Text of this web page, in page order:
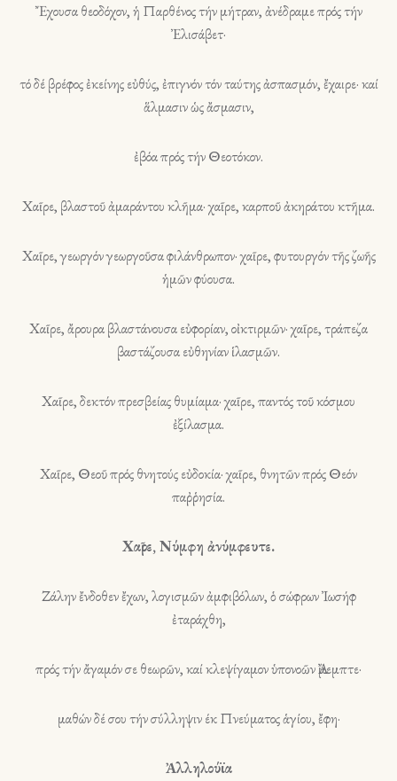
Ἔχουσα θεοδόχον, ἡ Παρθένος τήν μήτραν, ἀνέδραμε πρός τήν
Ἐλισάβετ·
τό δέ βρέφος ἐκείνης εὐθύς, ἐπιγνόν τόν ταύτης ἀσπασμόν, ἔχαιρε· καί
ἅλμασιν ὡς ἄσμασιν,
ἐβόα πρός τήν Θεοτόκον.
Χαῖρε, βλαστοῦ ἀμαράντου κλῆμα· χαῖρε, καρποῦ ἀκηράτου κτῆμα.
Χαῖρε, γεωργόν γεωργοῦσα φιλάνθρωπον· χαῖρε, φυτουργόν τῆς ζωῆς
ἡμῶν φύουσα.
Χαῖρε, ἄρουρα βλαστάνουσα εὐφορίαν, οἰκτιρμῶν· χαῖρε, τράπεζα
βαστάζουσα εὐθηνίαν ἱλασμῶν.
Χαῖρε, δεκτόν πρεσβείας θυμίαμα· χαῖρε, παντός τοῦ κόσμου
ἐξίλασμα.
Χαῖρε, Θεοῦ πρός θνητούς εὐδοκία· χαῖρε, θνητῶν πρός Θεόν
παῤῥησία.
Χαῖρε, Νύμφη ἀνύμφευτε.
Ζάλην ἔνδοθεν ἔχων, λογισμῶν ἀμφιβόλων, ὁ σώφρων Ἰωσήφ
ἐταράχθη,
πρός τήν ἄγαμόν σε θεωρῶν, καί κλεψίγαμον ὑπονοῶν Ἄμεμπτε·
μαθών δέ σου τήν σύλληψιν έκ Πνεύματος ἁγίου, ἔφη·
Ἀλληλούϊα